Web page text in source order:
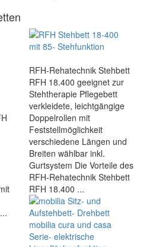
RFH-Rehatechnik Stehbett
RFH 18.400 geeignet zur
Stehtherapie Pflegebett
verkleidete, leichtgängige
Doppelrollen mit
Feststellmöglichkeit
verschiedene Längen und
Breiten wählbar inkl.
Gurtsystem Die Vorteile des
RFH-Rehatechnik Stehbett
RFH 18.400 ...